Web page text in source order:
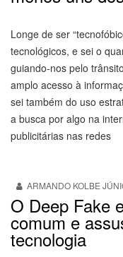
Longe de ser
tecnológicos, e sei o
guiando-nos pelo
amplo acesso à
sei também do uso
a busca por algo na
publicitárias nas redes
ARMANDO KOLBE
O Deep Fake
comum e
tecnologia